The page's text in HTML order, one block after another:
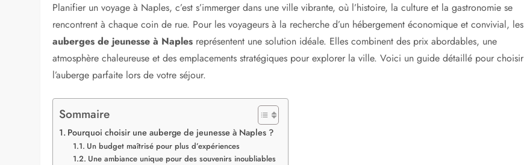
Planifier un voyage à Naples, c’est s’immerger dans une ville vibrante, où l’histoire, la culture et la gastronomie se
rencontrent à chaque coin de rue. Pour les voyageurs à la recherche d’un hébergement économique et convivial, les
auberges de jeunesse à Naples représentent une solution idéale. Elles combinent des prix abordables, une
atmosphère chaleureuse et des emplacements stratégiques pour explorer la ville. Voici un guide détaillé pour choisir
l’auberge parfaite lors de votre séjour.
Sommaire
Pourquoi choisir une auberge de jeunesse à Naples ?
Un budget maîtrisé pour plus d’expériences
Une ambiance unique pour des souvenirs inoubliables